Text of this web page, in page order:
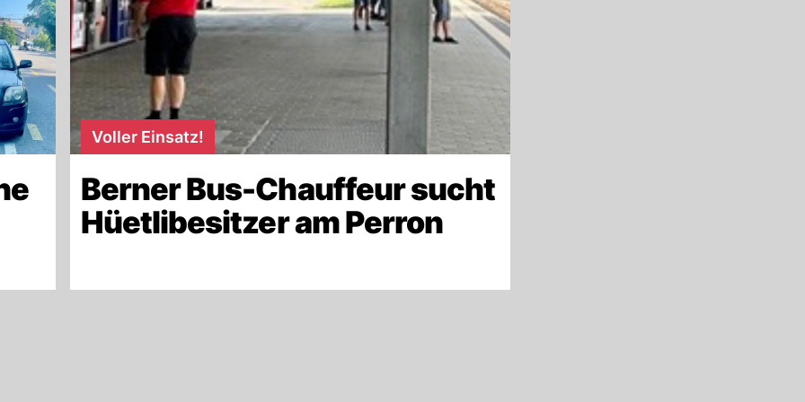
Voller Einsatz!
Berner Bus-Chauffeur sucht
Hüetlibesitzer am Perron